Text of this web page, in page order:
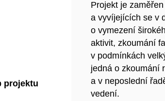
projektu
Projekt je
a vyvíjejících se v
o vymezení
aktivit, zkoumání
v podmínkách
jedná o zkoumání
a v neposlední
vedení.